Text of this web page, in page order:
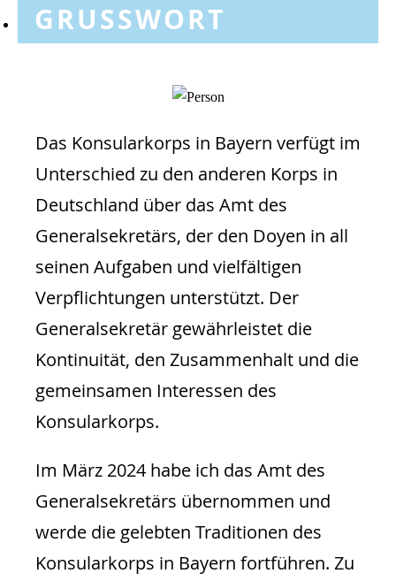
GRUSSWORT
Das Konsularkorps in Bayern verfügt im
Unterschied zu den anderen Korps in
Deutschland über das Amt des
Generalsekretärs, der den Doyen in all
seinen Aufgaben und vielfältigen
Verpflichtungen unterstützt. Der
Generalsekretär gewährleistet die
Kontinuität, den Zusammenhalt und die
gemeinsamen Interessen des
Konsularkorps.
Im März 2024 habe ich das Amt des
Generalsekretärs übernommen und
werde die gelebten Traditionen des
Konsularkorps in Bayern fortführen. Zu